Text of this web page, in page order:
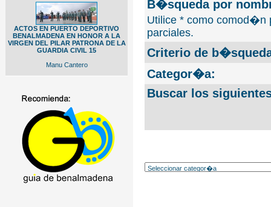
ACTOS EN PUERTO DEPORTIVO
BENALMADENA EN HONOR A LA
VIRGEN DEL PILAR PATRONA DE LA
GUARDIA CIVIL 15
Manu Cantero
B�squeda por
Utilice * como comod�n
parciales.
Criterio de
Categor�a:
Buscar los